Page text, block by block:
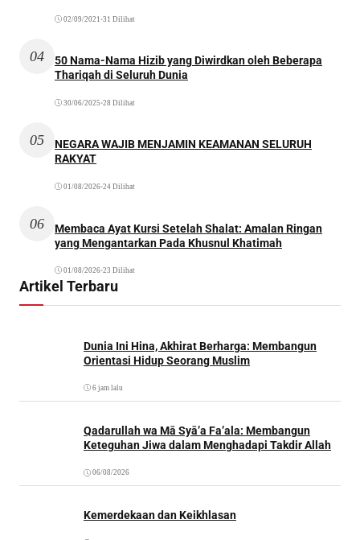
02/09/2021 •31 Dilihat
04
50 Nama-Nama Hizib yang Diwirdkan oleh Beberapa
Thariqah di Seluruh Dunia
30/06/2025 •28 Dilihat
05
NEGARA WAJIB MENJAMIN KEAMANAN SELURUH
RAKYAT
01/08/2026•24 Dilihat
06
Membaca Ayat Kursi Setelah Shalat: Amalan Ringan
yang Mengantarkan Pada Khusnul Khatimah
01/08/2026•23 Dilihat
Artikel Terbaru
Dunia Ini Hina, Akhirat Berharga: Membangun
Orientasi Hidup Seorang Muslim
6 jam lalu
Qadarullah wa Mā Syā’a Fa’ala: Membangun
Keteguhan Jiwa dalam Menghadapi Takdir Allah
06/08/2026
Kemerdekaan dan Keikhlasan